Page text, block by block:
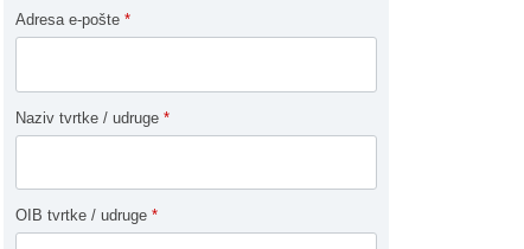
Adresa e-pošte *
Naziv tvrtke / udruge *
OIB tvrtke / udruge *